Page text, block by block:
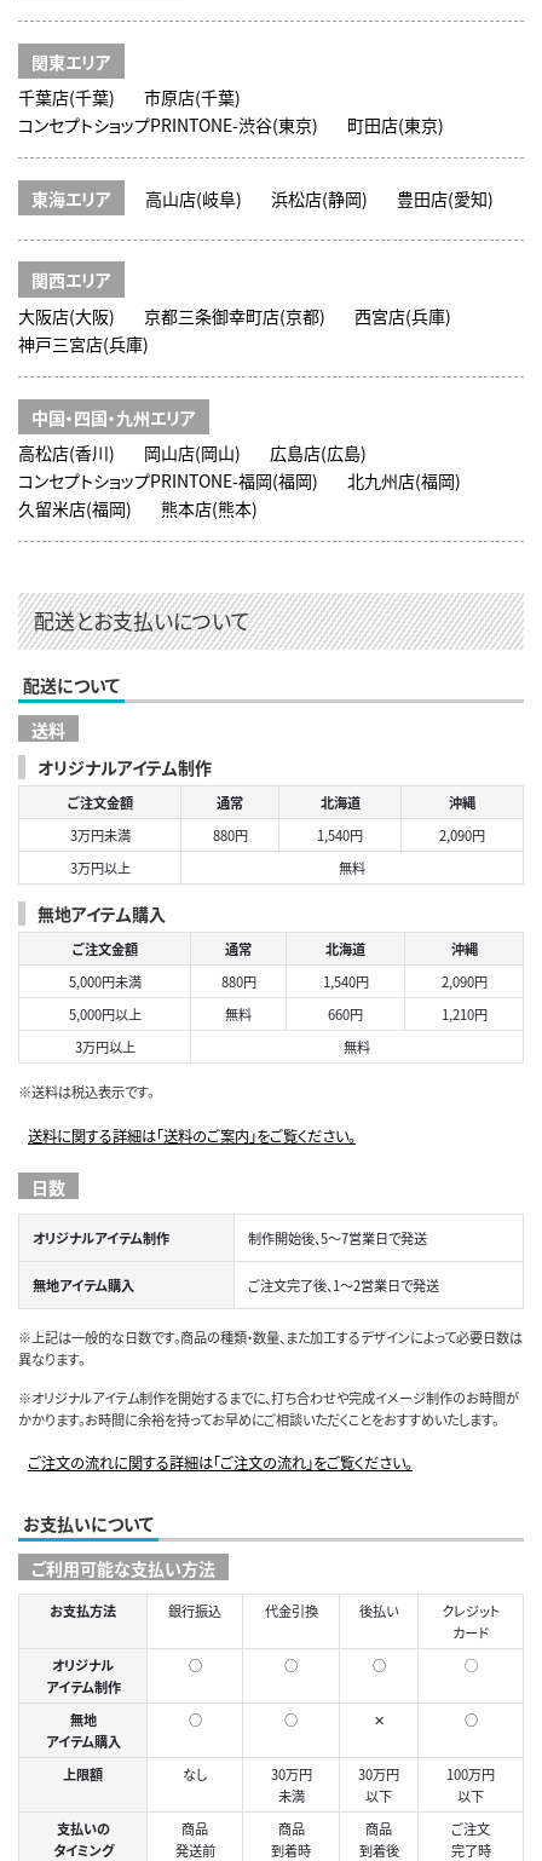
関東エリア
千葉店(千葉)
市原店(千葉)
コンセプトショップPRINTONE-渋谷(東京)
町田店(東京)
東海エリア 高山店(岐阜) 浜松店(静岡) 豊田店(愛知)
関西エリア
大阪店(大阪)
京都三条御幸町店(京都)
西宮店(兵庫)
神戸三宮店(兵庫)
中国・四国・九州エリア
高松店(香川)
岡山店(岡山)
広島店(広島)
コンセプトショップPRINTONE-福岡(福岡)
北九州店(福岡)
久留米店(福岡)
熊本店(熊本)
配送とお支払いについて
配送について
送料
オリジナルアイテム制作
ご注文金額 通常 北海道
沖縄
3万円未満
880円 1,540円
2,090円
3万円以上
無料
無地アイテム購入
ご注文金額 通常 北海道
沖縄
5,000円未満
880円 1,540円
2,090円
5,000円以上
無料 660円
1,210円
3万円以上
無料
※送料は税込表示です。
送料に関する詳細は「送料のご案内」をご覧ください。
日数
オリジナルアイテム制作 制作開始後、5～7営業日で発送
無地アイテム購入 ご注文完了後、1～2営業日で発送
※上記は一般的な日数です。商品の種類・数量、また加工するデザインによって必要日数は
異なります。
※オリジナルアイテム制作を開始するまでに、打ち合わせや完成イメージ制作のお時間が
かかります。お時間に余裕を持ってお早めにご相談いただくことをおすすめいたします。
ご注文の流れに関する詳細は「ご注文の流れ」をご覧ください。
お支払いについて
ご利用可能な支払い方法
お支払方法 銀行振込 代金引換 後払い
クレジット
カード
オリジナル
アイテム制作
○ ○ ○ ◯
無地
アイテム購入
○ ○ ✕ ○
上限額 なし
30万円
未満
30万円
以下
100万円
以下
支払いの
タイミング
商品
発送前
商品
到着時
商品
到着後
ご注文
完了時